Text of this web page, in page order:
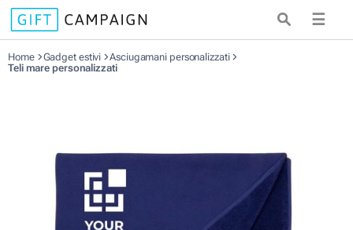
☰
Home Gadget estivi
Asciugamani personalizzati
Teli mare personalizzati